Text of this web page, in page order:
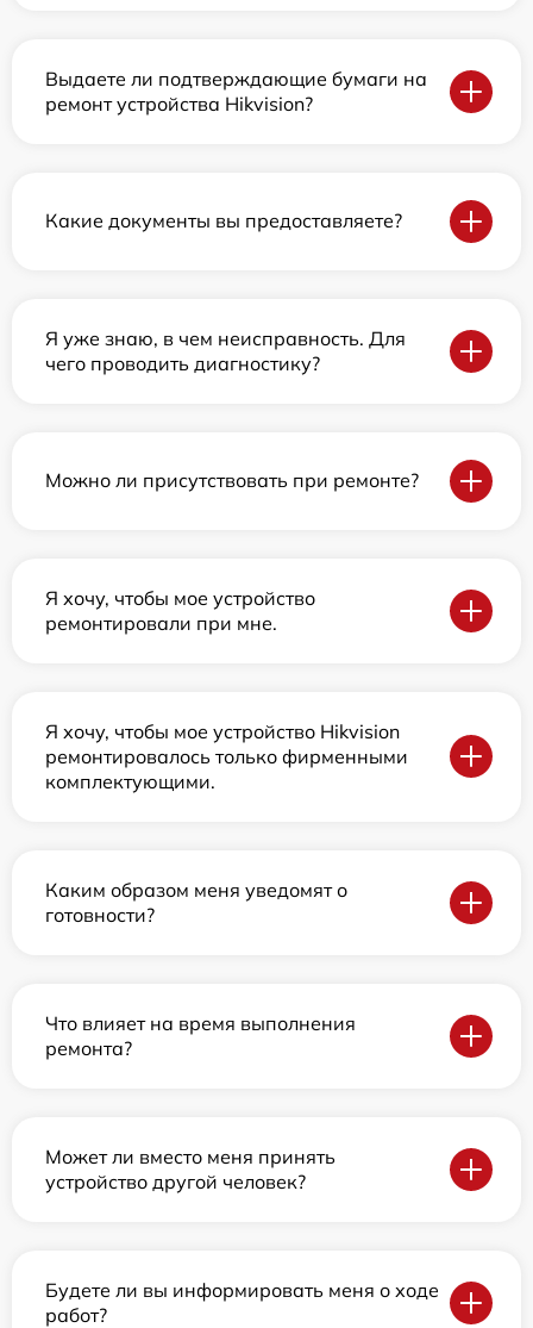
Выдаете ли подтверждающие бумаги на
ремонт устройства Hikvision?
Какие документы вы предоставляете?
Я уже знаю, в чем неисправность. Для
чего проводить диагностику?
Можно ли присутствовать при ремонте?
Я хочу, чтобы мое устройство
ремонтировали при мне.
Я хочу, чтобы мое устройство Hikvision
ремонтировалось только фирменными
комплектующими.
Каким образом меня уведомят о
готовности?
Что влияет на время выполнения
ремонта?
Может ли вместо меня принять
устройство другой человек?
Будете ли вы информировать меня о ходе
работ?